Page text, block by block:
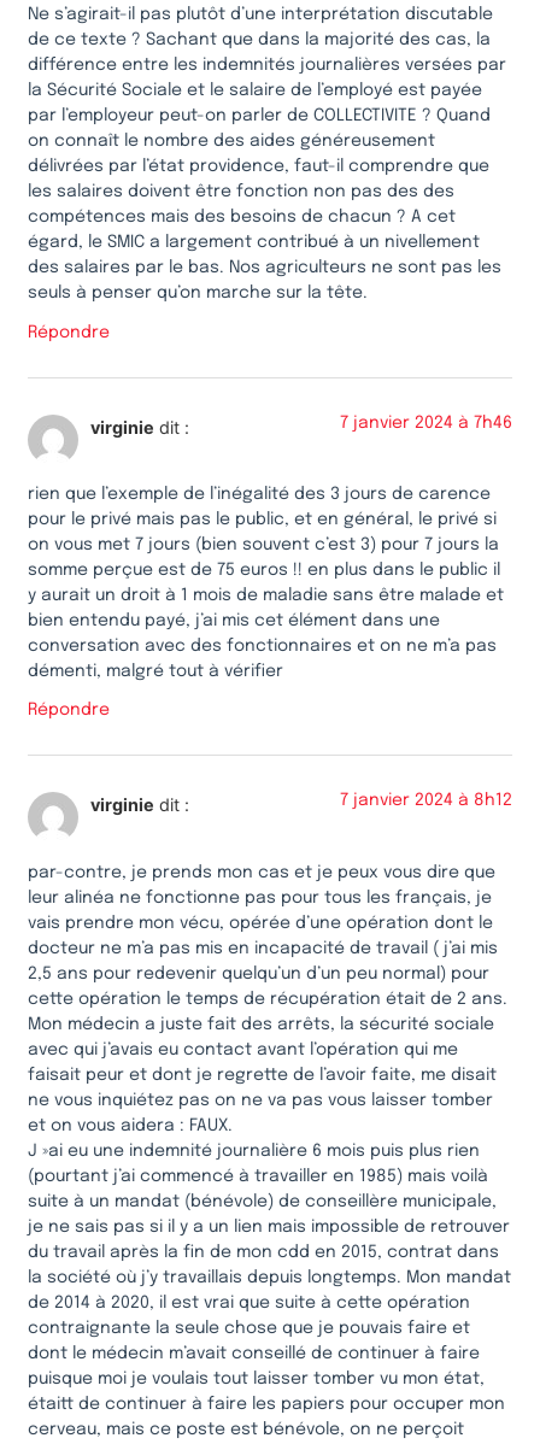
Ne s’agirait-il pas plutôt d’une interprétation discutable
de ce texte ? Sachant que dans la majorité des cas, la
différence entre les indemnités journalières versées par
la Sécurité Sociale et le salaire de l’employé est payée
par l’employeur peut-on parler de COLLECTIVITE ? Quand
on connaît le nombre des aides généreusement
délivrées par l’état providence, faut-il comprendre que
les salaires doivent être fonction non pas des des
compétences mais des besoins de chacun ? A cet
égard, le SMIC a largement contribué à un nivellement
des salaires par le bas. Nos agriculteurs ne sont pas les
seuls à penser qu’on marche sur la tête.
Répondre
virginie dit : 7 janvier 2024 à 7h46
rien que l’exemple de l’inégalité des 3 jours de carence
pour le privé mais pas le public, et en général, le privé si
on vous met 7 jours (bien souvent c’est 3) pour 7 jours la
somme perçue est de 75 euros !! en plus dans le public il
y aurait un droit à 1 mois de maladie sans être malade et
bien entendu payé, j’ai mis cet élément dans une
conversation avec des fonctionnaires et on ne m’a pas
démenti, malgré tout à vérifier
Répondre
virginie dit : 7 janvier 2024 à 8h12
par-contre, je prends mon cas et je peux vous dire que
leur alinéa ne fonctionne pas pour tous les français, je
vais prendre mon vécu, opérée d’une opération dont le
docteur ne m’a pas mis en incapacité de travail ( j’ai mis
2,5 ans pour redevenir quelqu’un d’un peu normal) pour
cette opération le temps de récupération était de 2 ans.
Mon médecin a juste fait des arrêts, la sécurité sociale
avec qui j’avais eu contact avant l’opération qui me
faisait peur et dont je regrette de l’avoir faite, me disait
ne vous inquiétez pas on ne va pas vous laisser tomber
et on vous aidera : FAUX.
J »ai eu une indemnité journalière 6 mois puis plus rien
(pourtant j’ai commencé à travailler en 1985) mais voilà
suite à un mandat (bénévole) de conseillère municipale,
je ne sais pas si il y a un lien mais impossible de retrouver
du travail après la fin de mon cdd en 2015, contrat dans
la société où j’y travaillais depuis longtemps. Mon mandat
de 2014 à 2020, il est vrai que suite à cette opération
contraignante la seule chose que je pouvais faire et
dont le médecin m’avait conseillé de continuer à faire
puisque moi je voulais tout laisser tomber vu mon état,
étaitt de continuer à faire les papiers pour occuper mon
cerveau, mais ce poste est bénévole, on ne perçoit